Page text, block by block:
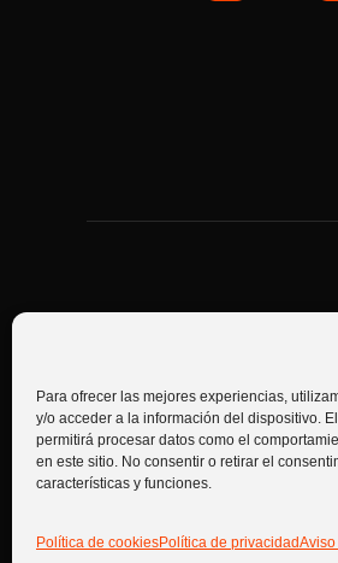
Para ofrecer las mejores experiencias,
y/o acceder a la información del dispositivo.
permitirá procesar datos como el
en este sitio. No consentir o retirar el
características y funciones.
Política de cookiesPolítica de privacidadAviso
Términos y condiciones de venta